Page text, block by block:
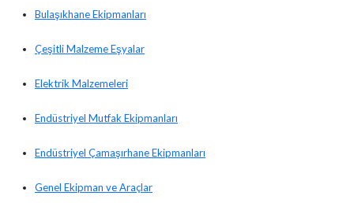
Bulaşıkhane Ekipmanları
Çeşitli Malzeme Eşyalar
Elektrik Malzemeleri
Endüstriyel Mutfak Ekipmanları
Endüstriyel Çamaşırhane Ekipmanları
Genel Ekipman ve Araçlar